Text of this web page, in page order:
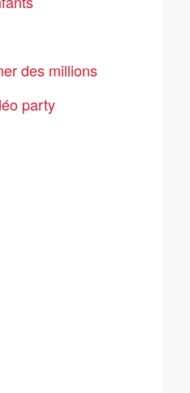
des millions
party